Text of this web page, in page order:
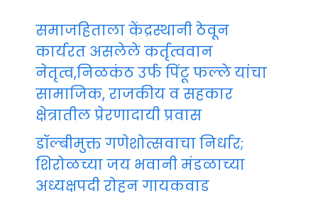
समाजहिताला केंद्रस्थानी ठेवून
कार्यरत असलेले कर्तृत्ववान
नेतृत्व,निळकंठ उर्फ पिंटू फल्ले यांचा
सामाजिक, राजकीय व सहकार
क्षेत्रातील प्रेरणादायी प्रवास
डॉल्बीमुक्त गणेशोत्सवाचा निर्धार;
शिरोळच्या जय भवानी मंडळाच्या
अध्यक्षपदी रोहन गायकवाड